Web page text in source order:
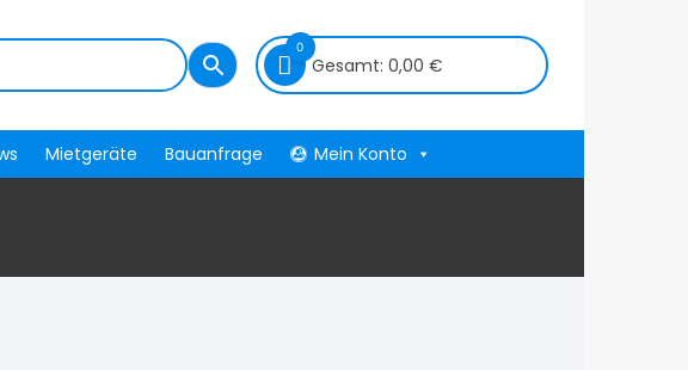
0
Gesamt: 0,00 €
Mietgeräte Bauanfrage Mein Konto